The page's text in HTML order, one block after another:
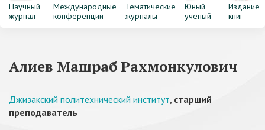
Научный
журнал
Международные
конференции
Тематические
журналы
Юный
ученый
Издание
книг
Алиев Машраб Рахмонкулович
Джизакский политехнический институт, старший
преподаватель